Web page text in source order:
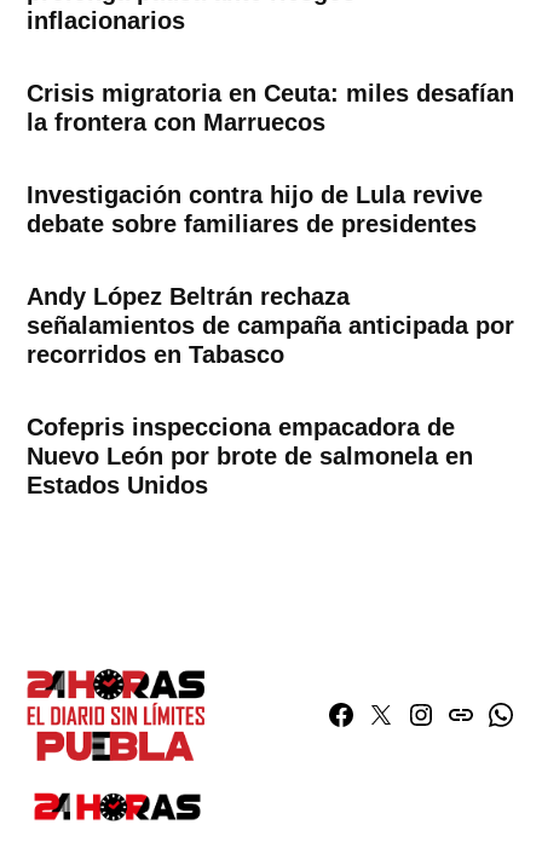
inflacionarios
Crisis migratoria en Ceuta: miles desafían
la frontera con Marruecos
Investigación contra hijo de Lula revive
debate sobre familiares de presidentes
Andy López Beltrán rechaza
señalamientos de campaña anticipada por
recorridos en Tabasco
Cofepris inspecciona empacadora de
Nuevo León por brote de salmonela en
Estados Unidos
Facebook
TwitterInstagram
issuu